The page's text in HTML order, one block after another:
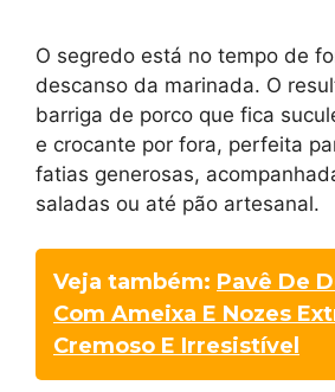
O segredo está no tempo de
descanso da marinada. O
barriga de porco que fica
e crocante por fora, perfeita
fatias generosas,
saladas ou até pão artesanal.
Veja também: Pavê De
Com Ameixa E Nozes
Cremoso E Irresistível